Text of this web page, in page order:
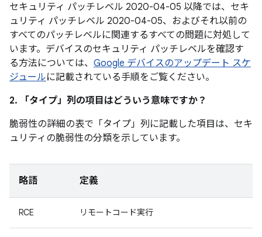
セキュリティ パッチレベル 2020-04-05 以降では、セキ
ュリティ パッチレベル 2020-04-05、およびそれ以前の
すべてのパッチレベルに関連するすべての問題に対処して
います。デバイスのセキュリティ パッチレベルを確認す
る方法については、 Google デバイスのアップデート スケ
ジュールに記載されている手順をご覧ください。
2. 「タイプ」 列の項目はどういう意味ですか？
脆弱性の詳細の表で「タイプ」 列に記載した項目は、セキ
ュリティの脆弱性の分類を示しています。
略語 定義
RCE リモートコード実行